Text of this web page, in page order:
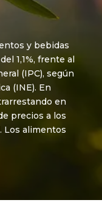
y bebidas
1,1%, frente al
(IPC), según
(INE). En
en
precios a los
Los alimentos